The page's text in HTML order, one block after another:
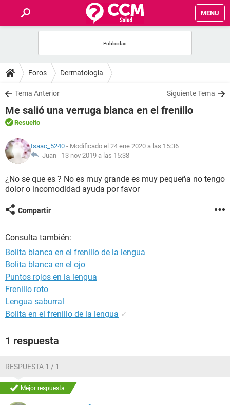
MENU
FOROS
SALUD
FAMILIA
NUTRICIÓN
Foros Dermatologia
Tema Anterior Siguiente Tema
Me salió una verruga blanca en el frenillo
Resuelto
Isaac_5240 - Modificado el 24 ene 2020 a las 15:36
Juan - 13 nov 2019 a las 15:38
¿No se que es ? No es muy grande es muy pequeña no tengo
dolor o incomodidad ayuda por favor
Compartir
Consulta también:
Bolita blanca en el frenillo de la lengua
Bolita blanca en el ojo
Puntos rojos en la lengua
Frenillo roto
Lengua saburral
Bolita en el frenillo de la lengua ✓
1 respuesta
RESPUESTA 1 / 1
Mejor respuesta